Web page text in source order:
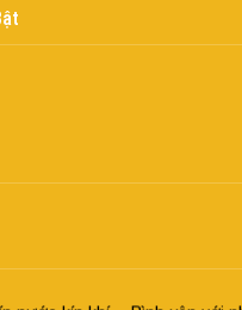
gió mưa – Hiên ngang
nghiệt
nước kín khí – Bình yên với